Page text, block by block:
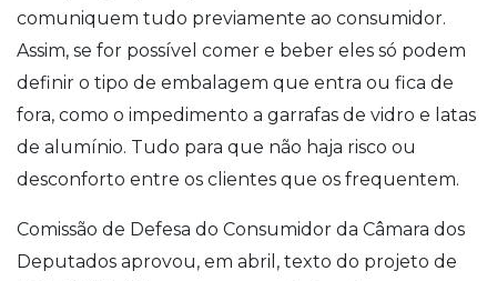
comuniquem tudo previamente ao consumidor.
Assim, se for possível comer e beber eles só podem
definir o tipo de embalagem que entra ou fica de
fora, como o impedimento a garrafas de vidro e latas
de alumínio. Tudo para que não haja risco ou
desconforto entre os clientes que os frequentem.
Comissão de Defesa do Consumidor da Câmara dos
Deputados aprovou, em abril, texto do projeto de